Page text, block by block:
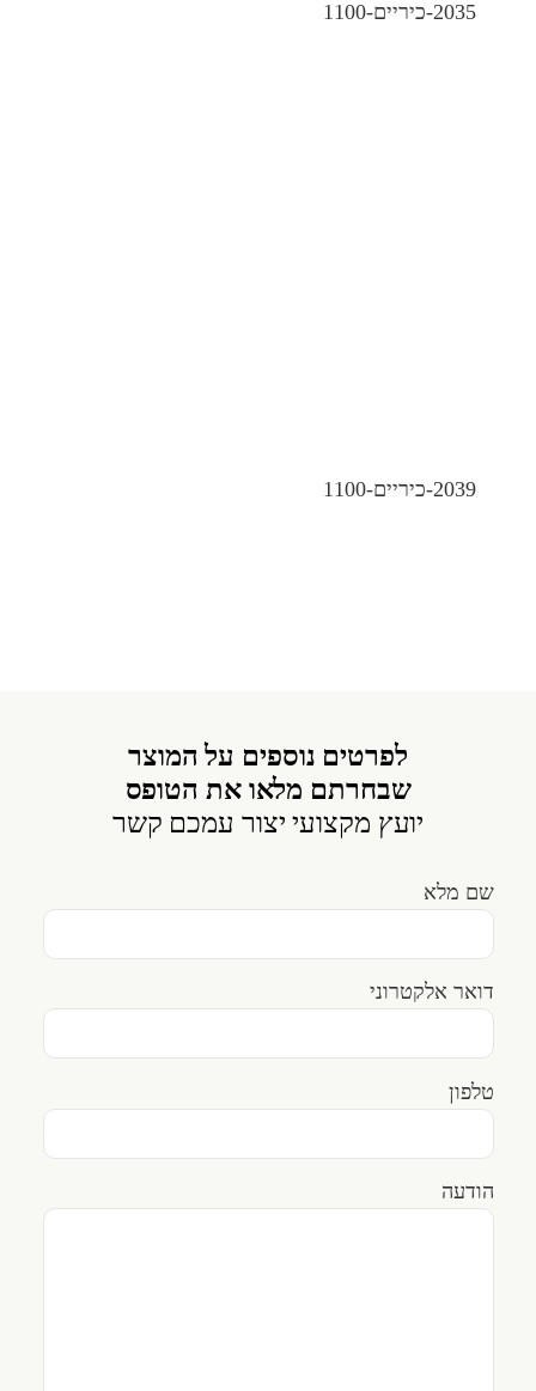
2035-כיריים-1100
2039-כיריים-1100
לפרטים נוספים על המוצר
שבחרתם מלאו את הטופס
יועץ מקצועי יצור עמכם קשר
שם מלא
דואר אלקטרוני
טלפון
הודעה